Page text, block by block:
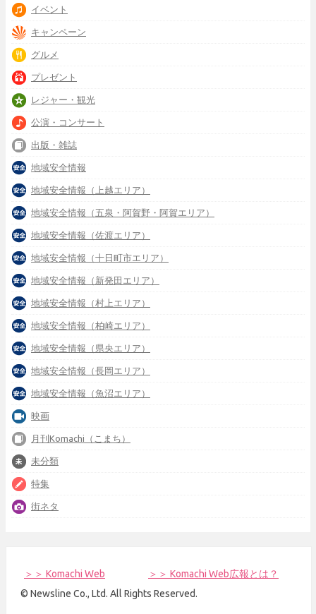
イベント
キャンペーン
グルメ
プレゼント
レジャー・観光
公演・コンサート
出版・雑誌
地域安全情報
地域安全情報（上越エリア）
地域安全情報（五泉・阿賀野・阿賀エリア）
地域安全情報（佐渡エリア）
地域安全情報（十日町市エリア）
地域安全情報（新発田エリア）
地域安全情報（村上エリア）
地域安全情報（柏崎エリア）
地域安全情報（県央エリア）
地域安全情報（長岡エリア）
地域安全情報（魚沼エリア）
映画
月刊Komachi（こまち）
未分類
特集
街ネタ
＞＞ Komachi Web
＞＞ Komachi Web広報とは？
© Newsline Co., Ltd. All Rights Reserved.